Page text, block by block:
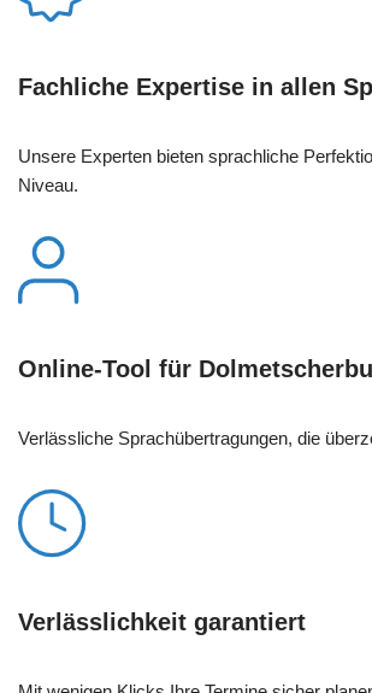
Fachliche Expertise in allen
Unsere Experten bieten sprachliche
Niveau.
Online-Tool für
Verlässliche Sprachübertragungen, die
Verlässlichkeit garantiert